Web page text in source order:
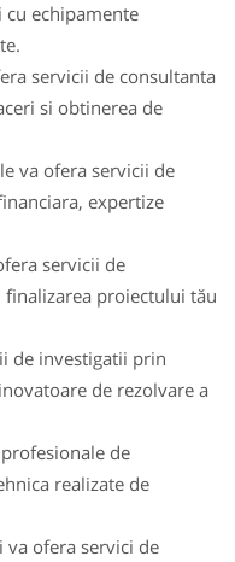
echipamente
servicii de consultanta
si obtinerea de
va ofera servicii de
expertize
servicii de
proiectului tău
de investigatii prin
de rezolvare a
de
realizate de
va ofera servici de